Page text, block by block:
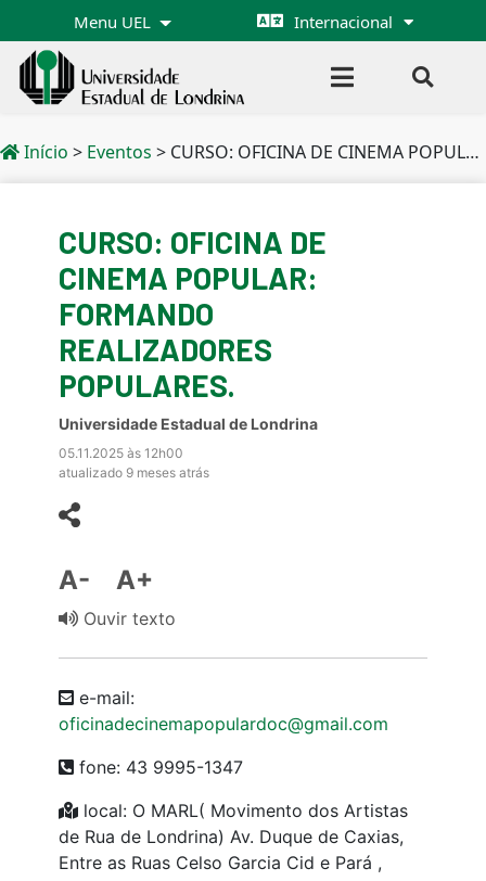
Menu UEL Internacional
Início > Eventos > CURSO: OFICINA DE CINEMA POPULAR: FORMANDO REALIZADORES POPULARES.
CURSO: OFICINA DE
CINEMA POPULAR:
FORMANDO
REALIZADORES
POPULARES.
Universidade Estadual de Londrina
05.11.2025 às 12h00
atualizado 9 meses atrás
A- A+
Ouvir texto
e-mail:
oficinadecinemapopulardoc@gmail.com
fone: 43 9995-1347
local: O MARL( Movimento dos Artistas
de Rua de Londrina) Av. Duque de Caxias,
Entre as Ruas Celso Garcia Cid e Pará ,